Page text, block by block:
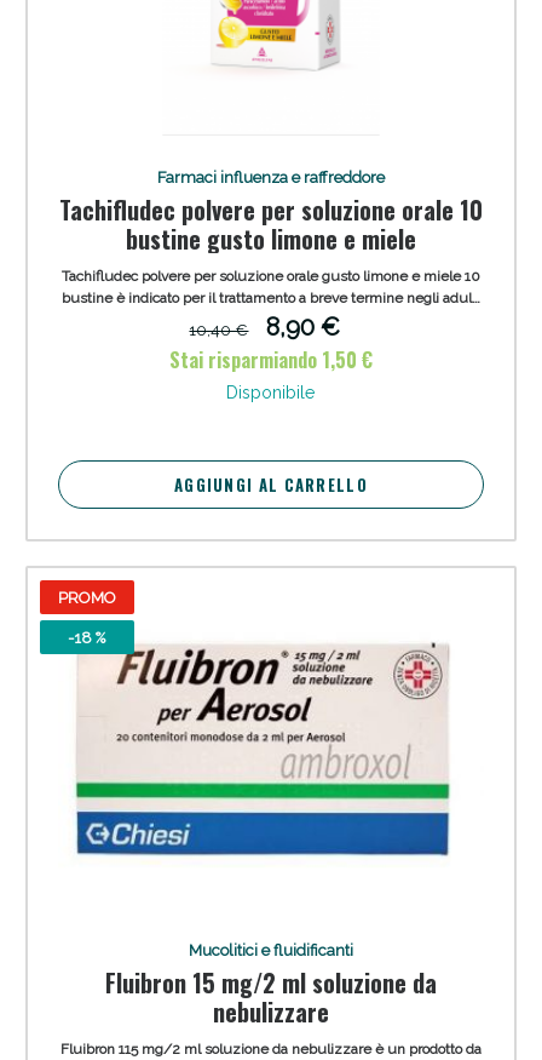
Farmaci influenza e raffreddore
Tachifludec polvere per soluzione orale 10
bustine gusto limone e miele
Tachifludec polvere per soluzione orale gusto limone e miele 10
bustine è indicato per il trattamento a breve termine negli adulti
per via orale dei sintomi da raffreddore ed influenza, inclusi il
dolore di entità lieve/ moderata e la febbre, quando associati a
congestione nasale.
10,40 €
8,90 €
Stai risparmiando 1,50 €
Disponibile
AGGIUNGI AL CARRELLO
PROMO
-18 %
Mucolitici e fluidificanti
Fluibron 15 mg/2 ml soluzione da
nebulizzare
Fluibron 115 mg/2 ml soluzione da nebulizzare è un prodotto da